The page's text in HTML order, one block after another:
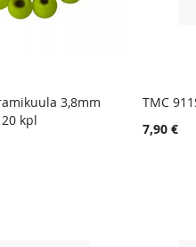
VERTAILUUN
3,8mm
kpl
TMC
7,90 €